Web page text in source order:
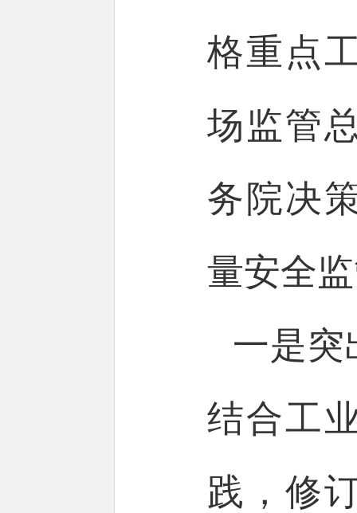
格重点
场监管
务院决
量安全
一是突
结合工
践，修